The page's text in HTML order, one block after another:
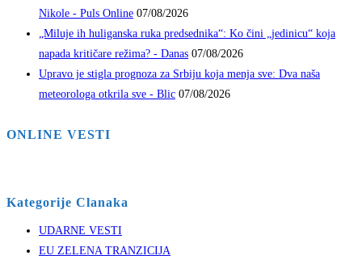
Nikole - Puls Online 07/08/2026
„Miluje ih huliganska ruka predsednika“: Ko čini „jedinicu“ koja
napada kritičare režima? - Danas 07/08/2026
Upravo je stigla prognoza za Srbiju koja menja sve: Dva naša
meteorologa otkrila sve - Blic 07/08/2026
ONLINE VESTI
Kategorije Clanaka
UDARNE VESTI
EU ZELENA TRANZICIJA